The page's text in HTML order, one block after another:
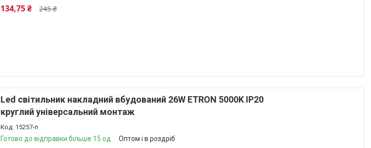
245 ₴
134,75 ₴
Led світильник накладний вбудований 26W ETRON 5000K ІР20
круглий універсальний монтаж
15257-п
Готово до відправки більше 15 од. Оптом і в роздріб